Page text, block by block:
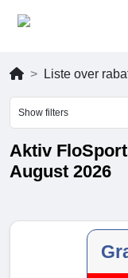
Liste over
Show filters
Aktiv
August 2026